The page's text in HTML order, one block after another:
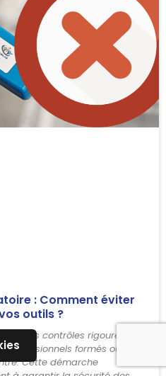
: Comment éviter
outils ?
des contrôles rigoureux
professionnels formés ou
Cette démarche